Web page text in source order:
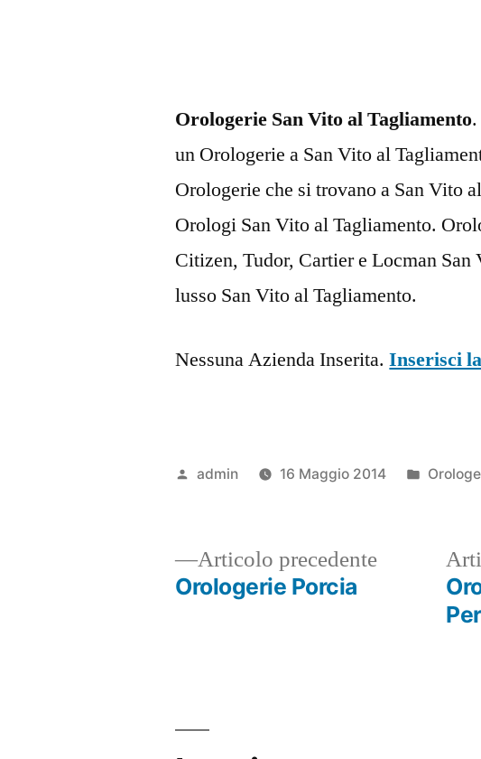
Orologerie San Vito al Tagliamento
un Orologerie a San Vito al
Orologerie che si trovano a San Vito
Orologi San Vito al Tagliamento.
Citizen, Tudor, Cartier e Locman
lusso San Vito al Tagliamento.
Nessuna Azienda Inserita. Inserisci
Pubblicato
admin 16 Maggio 2014
Navigazione
Articolo precedenteArticolo
precedente:
Orologerie Porcia